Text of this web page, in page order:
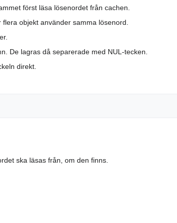
först läsa lösenordet från cachen.
objekt använder samma lösenord.
De lagras då separerade med NUL-tecken.
direkt.
ska läsas från, om den finns.